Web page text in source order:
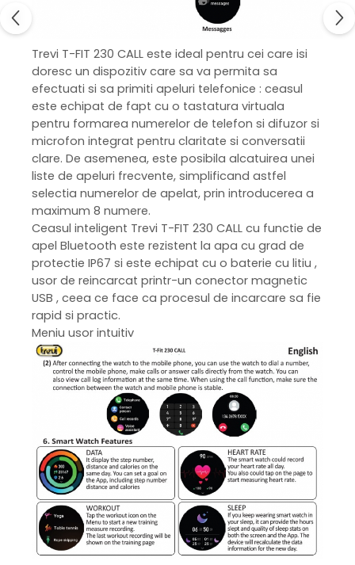
Trevi T-FIT 230 CALL este ideal pentru cei care isi
doresc un dispozitiv care sa va permita sa
efectuati si sa primiti apeluri telefonice : ceasul
este echipat de fapt cu o tastatura virtuala
pentru formarea numerelor de telefon si difuzor si
microfon integrat pentru claritate si conversatii
clare. De asemenea, este posibila alcatuirea unei
liste de apeluri frecvente, simplificand astfel
selectia numerelor de apelat, prin introducerea a
maximum 8 numere.
Ceasul inteligent Trevi T-FIT 230 CALL cu functie de
apel Bluetooth este rezistent la apa cu grad de
protectie IP67 si este echipat cu o baterie cu litiu ,
usor de reincarcat printr-un conector magnetic
USB , ceea ce face ca procesul de incarcare sa fie
rapid si practic.
Meniu usor intuitiv